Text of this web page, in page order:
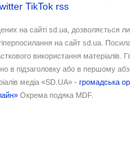
TikTok rss
на сайті sd.ua, дозволяється
на сайт sd.ua.
використання матеріалів.
в підзаголовку або в першому
медіа «SD.UA» -громадська
Окрема подяка MDF.